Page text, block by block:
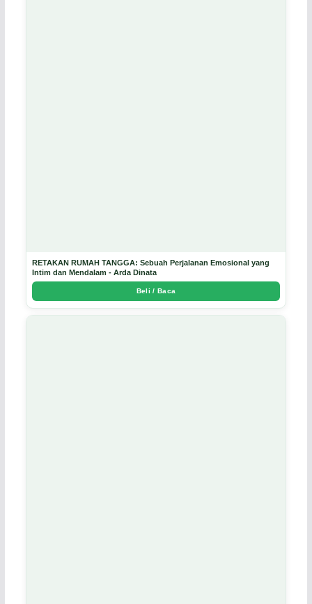
RETAKAN RUMAH TANGGA: Sebuah Perjalanan Emosional yang
Intim dan Mendalam - Arda Dinata
Beli / Baca